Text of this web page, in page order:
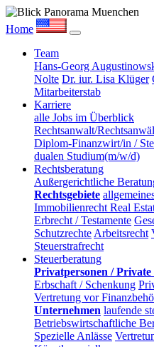
Home
Team
Hans-Georg
Nolte Dr. iur. Lisa Klüger
Mitarbeiterstab
Karriere
alle Jobs im Überblick
Rechtsanwalt/
Diplom-Finanzwirt/in /
dualen Studium(m/w/d)
Rechtsberatung
Außergerichtliche
Rechtsgebiete
Immobilienrecht Real
Erbrecht / Testamente
Schutzrechte Arbeitsrecht
Steuerstrafrecht
Steuerberatung
Privatpersonen / Private
Erbschaft / Schenkung
Vertretung vor
Unternehmen laufende
Betriebswirtschaftliche
Spezielle Anlässe